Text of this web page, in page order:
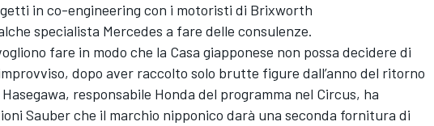
in co-engineering con i motoristi di Brixworth
specialista Mercedes a fare delle consulenze.
fare in modo che la Casa giapponese non possa decidere di
dopo aver raccolto solo brutte figure dall’anno del ritorno
Hasegawa, responsabile Honda del programma nel Circus, ha
Sauber che il marchio nipponico darà una seconda fornitura di